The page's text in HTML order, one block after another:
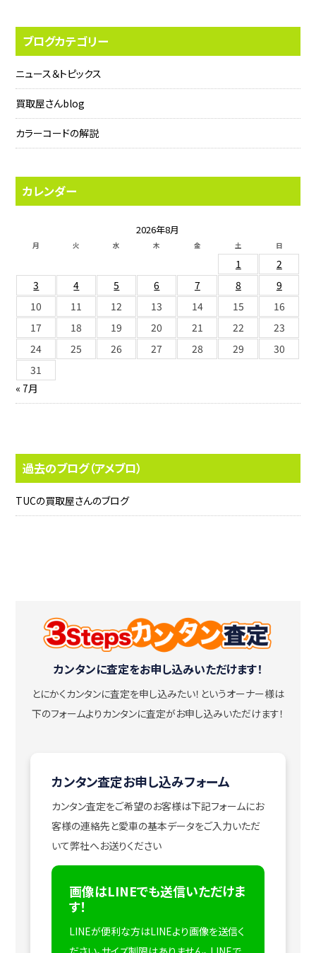
ブログカテゴリー
ニュース＆トピックス
買取屋さんblog
カラーコードの解説
カレンダー
2026年8月
月 火 水 木 金 土 日
1
2
3
4 5 6 7 8
9
10
11 12 13 14 15
16
17
18 19 20 21 22
23
24
25 26 27 28 29
30
31
« 7月
過去のブログ（アメブロ）
TUCの買取屋さんのブログ
カンタンに査定をお申し込みいただけます！
とにかくカンタンに査定を申し込みたい！ というオーナー様は
下のフォームよりカンタンに査定がお申し込みいただけます！
カンタン査定お申し込みフォーム
カンタン査定をご希望のお客様は下記フォームにお
客様の連絡先と愛車の基本データをご入力いただ
いて弊社へお送りください
画像はLINEでも送信いただけま
す！
LINEが便利な方はLINEより画像を送信く